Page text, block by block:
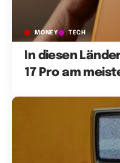
MONEY TECH
In diesen
17 Pro am